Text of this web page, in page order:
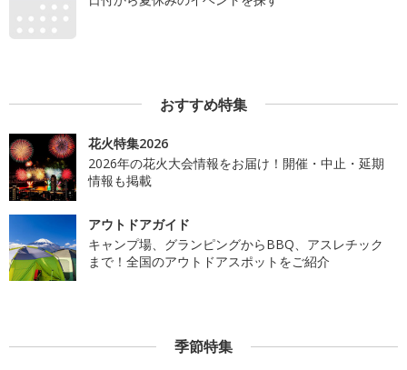
おすすめ特集
花火特集2026
2026年の花火大会情報をお届け！開催・中止・延期
情報も掲載
アウトドアガイド
キャンプ場、グランピングからBBQ、アスレチック
まで！全国のアウトドアスポットをご紹介
季節特集